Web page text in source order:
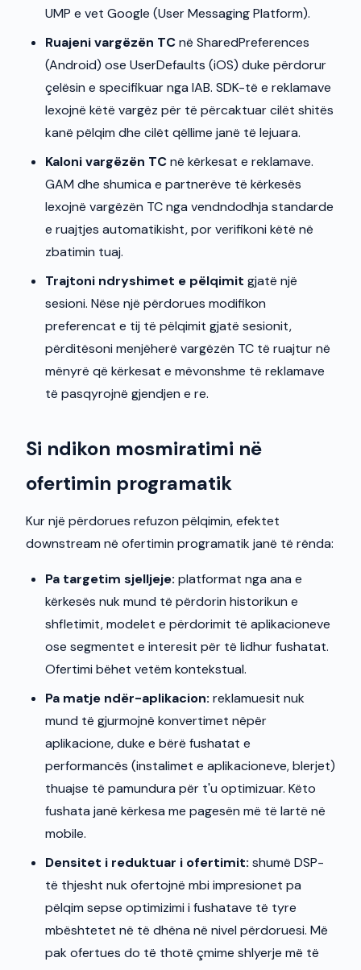
UMP e vet Google (User Messaging Platform).
Ruajeni vargëzën TCnë SharedPreferences
(Android) ose UserDefaults (iOS) duke përdorur
çelësin e specifikuar nga IAB. SDK-të e reklamave
lexojnë këtë vargëz për të përcaktuar cilët shitës
kanë pëlqim dhe cilët qëllime janë të lejuara.
Kaloni vargëzën TCnë kërkesat e reklamave.
GAM dhe shumica e partnerëve të kërkesës
lexojnë vargëzën TC nga vendndodhja standarde
e ruajtjes automatikisht, por verifikoni këtë në
zbatimin tuaj.
Trajtoni ndryshimet e pëlqimit gjatë një
sesioni. Nëse një përdorues modifikon
preferencat e tij të pëlqimit gjatë sesionit,
përditësoni menjëherë vargëzën TC të ruajtur në
mënyrë që kërkesat e mëvonshme të reklamave
të pasqyrojnë gjendjen e re.
Si ndikon mosmiratimi në
ofertimin programatik
Kur një përdorues refuzon pëlqimin, efektet
downstream në ofertimin programatik janë të rënda:
Pa targetim sjelljeje: platformat nga ana e
kërkesës nuk mund të përdorin historikun e
shfletimit, modelet e përdorimit të aplikacioneve
ose segmentet e interesit për të lidhur fushatat.
Ofertimi bëhet vetëm kontekstual.
Pa matje ndër-aplikacion: reklamuesit nuk
mund të gjurmojnë konvertimet nëpër
aplikacione, duke e bërë fushatat e
performancës (instalimet e aplikacioneve, blerjet)
thuajse të pamundura për t'u optimizuar. Këto
fushata janë kërkesa me pagesën më të lartë në
mobile.
Densitet i reduktuar i ofertimit: shumë DSP-
të thjesht nuk ofertojnë mbi impresionet pa
pëlqim sepse optimizimi i fushatave të tyre
mbështetet në të dhëna në nivel përdoruesi. Më
pak ofertues do të thotë çmime shlyerje më të